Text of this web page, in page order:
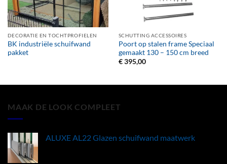
DECORATIE EN TOCHTPROFIELEN
BK industriële schuifwand
pakket
SCHUTTING ACCESSOIRES
Poort op stalen frame Speciaal
gemaakt 130 – 150 cm breed
€395,00
MAAK DE LOOK COMPLEET
ALUXE AL22 Glazen schuifwand maatwerk